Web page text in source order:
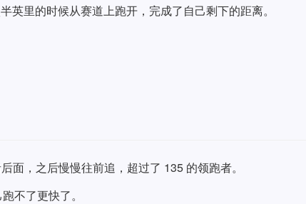
里的时候从赛道上跑开，完成了自己剩下的距离。
面，之后慢慢往前追，超过了 135 的领跑者。
不了更快了。